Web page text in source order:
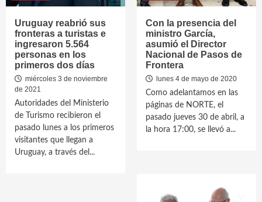
Uruguay reabrió sus
fronteras a turistas e
ingresaron 5.564
personas en los
primeros dos días
miércoles 3 de noviembre
de 2021
Autoridades del Ministerio
de Turismo recibieron el
pasado lunes a los primeros
visitantes que llegan a
Uruguay, a través del...
Con la presencia del
ministro García,
asumió el Director
Nacional de Pasos de
Frontera
lunes 4 de mayo de 2020
Como adelantamos en las
páginas de NORTE, el
pasado jueves 30 de abril, a
la hora 17:00, se llevó a...